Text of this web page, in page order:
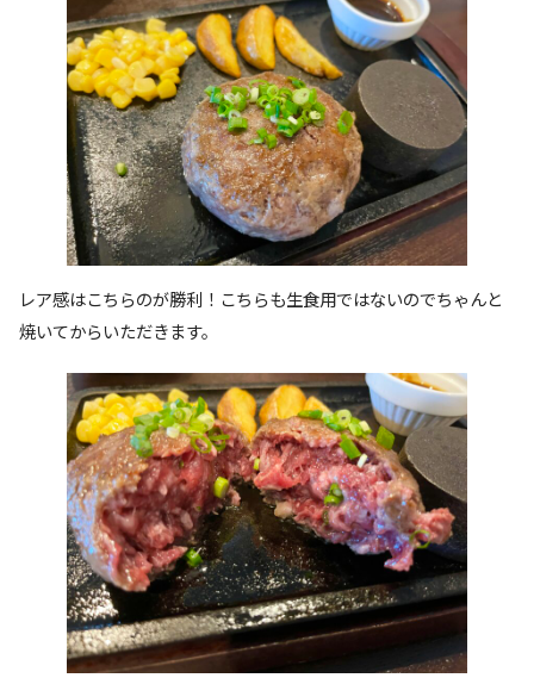
レア感はこちらのが勝利！こちらも生食用ではないのでちゃんと
焼いてからいただきます。